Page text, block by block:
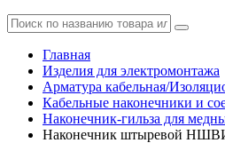
Главная
Изделия для электромонтажа
Арматура кабельная/
Кабельные наконечники и
Наконечник-гильза для
Наконечник штыревой